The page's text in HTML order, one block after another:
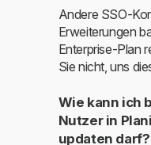
Andere SSO-
Erweiterungen
Enterprise-Plan
Sie nicht, uns
Wie kann ich
Nutzer in
updaten darf?